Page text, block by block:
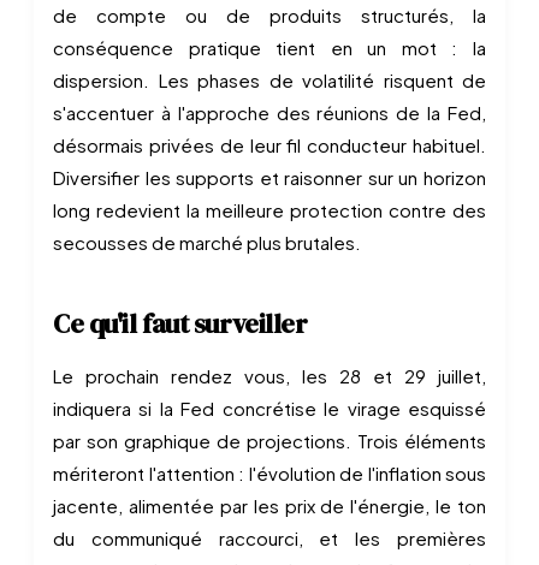
de compte ou de produits structurés, la
conséquence pratique tient en un mot : la
dispersion. Les phases de volatilité risquent de
s'accentuer à l'approche des réunions de la Fed,
désormais privées de leur fil conducteur habituel.
Diversifier les supports et raisonner sur un horizon
long redevient la meilleure protection contre des
secousses de marché plus brutales.
Ce qu'il faut surveiller
Le prochain rendez vous, les 28 et 29 juillet,
indiquera si la Fed concrétise le virage esquissé
par son graphique de projections. Trois éléments
mériteront l'attention : l'évolution de l'inflation sous
jacente, alimentée par les prix de l'énergie, le ton
du communiqué raccourci, et les premières